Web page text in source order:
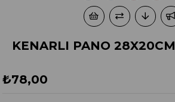
KENARLI PANO 28X20CM
₺78,00